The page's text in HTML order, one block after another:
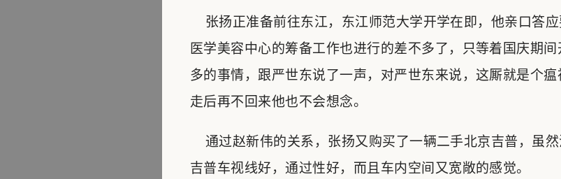
张扬正准备前往东江，东江师范大学开学在即，他亲口答应
医学美容中心的筹备工作也进行的差不多了，只等着国庆期
多的事情，跟严世东说了一声，对严世东来说，这厮就是个
走后再不回来他也不会想念。
通过赵新伟的关系，张扬又购买了一辆二手北京吉普，虽
吉普车视线好，通过性好，而且车内空间又宽敞的感觉。